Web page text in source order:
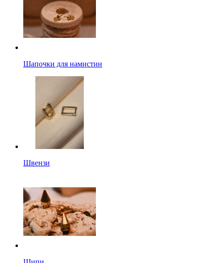
Шапочки для намистин
Швензи